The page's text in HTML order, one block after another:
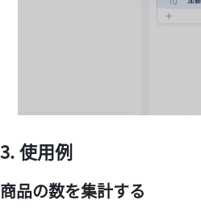
使用例
商品の数を集計する